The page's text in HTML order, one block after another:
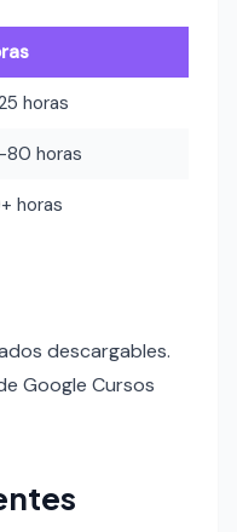
horas
80 horas
horas
descargables.
Google Cursos